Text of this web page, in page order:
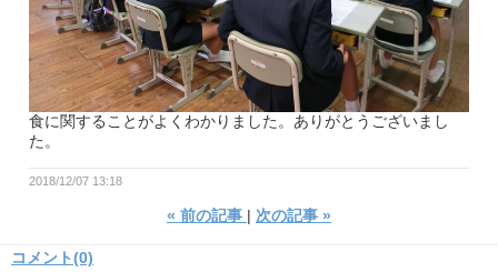
食に関することがよくわかりました。ありがとうございまし
た。
2018/12/07 13:18
« 前の記事 次の記事 »
コメント(0)